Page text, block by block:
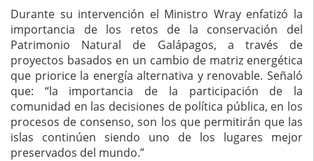
Durante su intervención el Ministro Wray enfatizó la
importancia de los retos de la conservación del
Patrimonio Natural de Galápagos, a través de
proyectos basados en un cambio de matriz energética
que priorice la energía alternativa y renovable. Señaló
que: “la importancia de la participación de la
comunidad en las decisiones de política pública, en los
procesos de consenso, son los que permitirán que las
islas continúen siendo uno de los lugares mejor
preservados del mundo.”